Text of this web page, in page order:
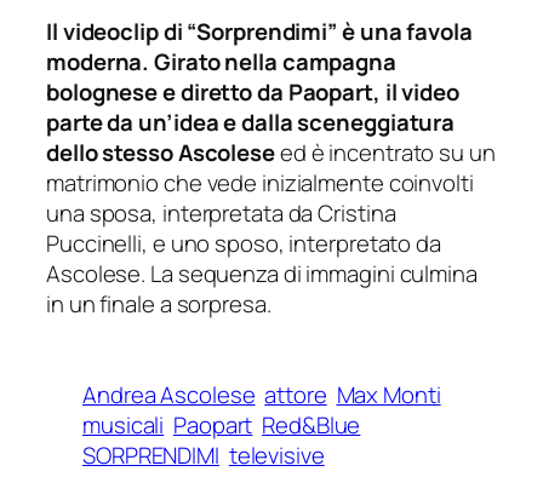
Il videoclip di “Sorprendimi” è una favola
moderna. Girato nella campagna
bolognese e diretto da Paopart, il video
parte da un’idea e dalla sceneggiatura
dello stesso Ascoleseed è incentrato su un
matrimonio che vede inizialmente coinvolti
una sposa, interpretata da Cristina
Puccinelli, e uno sposo, interpretato da
Ascolese. La sequenza di immagini culmina
in un finale a sorpresa.
Andrea Ascolese attore Max Monti
musicali Paopart Red&Blue
SORPRENDIMI televisive